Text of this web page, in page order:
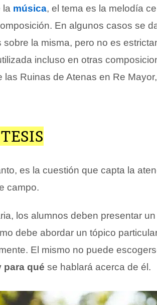
la música, el tema es la melodía
En algunos casos se
la misma, pero no es
incluso en otras
Ruinas de Atenas en Re
es la cuestión que capta la
campo.
los alumnos deben presentar
debe abordar un tópico
El mismo no puede
para qué se hablará acerca de él.